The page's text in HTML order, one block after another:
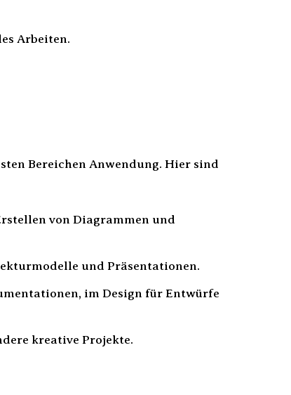
Arbeiten.
Bereichen Anwendung. Hier sind
von Diagrammen und
und Präsentationen.
im Design für Entwürfe
kreative Projekte.